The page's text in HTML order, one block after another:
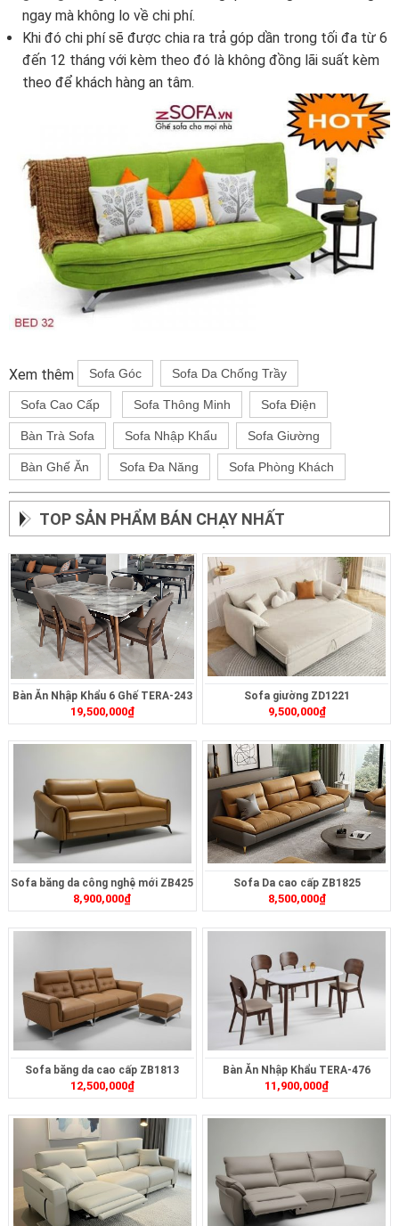
ngay mà không lo về chi phí.
Khi đó chi phí sẽ được chia ra trả góp dần trong tối đa từ 6
đến 12 tháng với kèm theo đó là không đồng lãi suất kèm
theo để khách hàng an tâm.
Xem thêm Sofa Góc Sofa Da Chống Trầy
Sofa Cao Cấp Sofa Thông Minh Sofa Điện
Bàn Trà Sofa Sofa Nhập Khẩu Sofa Giường
Bàn Ghế Ăn Sofa Đa Năng Sofa Phòng Khách
TOP SẢN PHẨM BÁN CHẠY NHẤT
Bàn Ăn Nhập Khẩu 6 Ghế TERA-243
19,500,000₫
Sofa giường ZD1221
9,500,000₫
Sofa băng da công nghệ mới ZB425
8,900,000₫
Sofa Da cao cấp ZB1825
8,500,000₫
Sofa băng da cao cấp ZB1813
12,500,000₫
Bàn Ăn Nhập Khẩu TERA-476
11,900,000₫